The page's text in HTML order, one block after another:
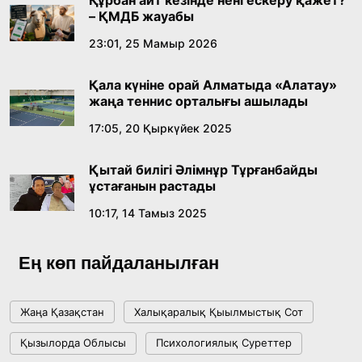
Жасанды интеллект: адамзаттың көмекшісі
18:16, 20 Шілде 2026
Ұлттық архивтің ашылғанына 20 жыл: негізгі
17:09, 20 Шілде 2026
күйіне назар аударды
АЛТЫН ОРДА ТАРИХЫН ОҚЫТУДЫҢ
ИННОВАЦИЯЛЫҚ ТӘСІЛДЕРІ ЕНГІЗІЛЕДІ
– ҚМДБ жауабы
23:01, 25 Мамыр 2026
Қала күніне орай Алматыда «Алатау»
жаңа теннис орталығы ашылады
17:05, 20 Қыркүйек 2025
Қытай билігі Әлімнұр Тұрғанбайды
ұстағанын растады
10:17, 14 Тамыз 2025
Ең көп пайдаланылған
Жаңа Қазақстан Халықаралық Қыылмыстық Сот
Қызылорда Облысы Психологиялық Суреттер